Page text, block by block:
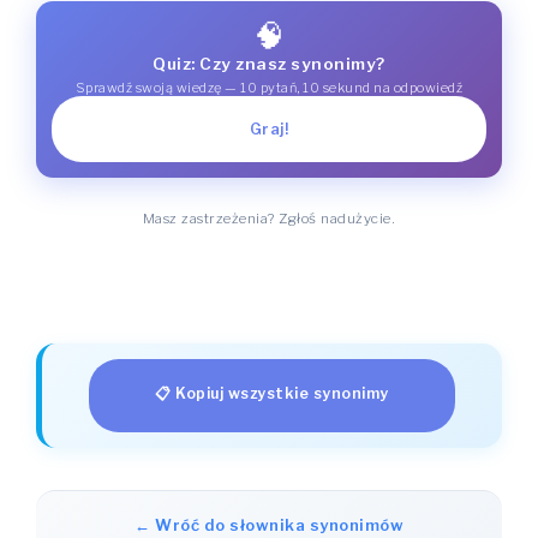
🧠
Quiz: Czy znasz synonimy?
Sprawdź swoją wiedzę — 10 pytań, 10 sekund na odpowiedź
Graj!
Masz zastrzeżenia? Zgłoś nadużycie.
📋 Kopiuj wszystkie synonimy
← Wróć do słownika synonimów